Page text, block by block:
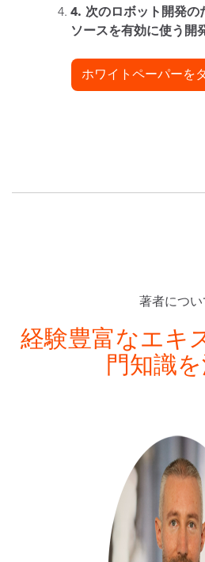
4. 次のロボット開発の
ソースを有効に使う開
ホワイトペーパーを
著者につい
経験豊富なエキ
門知識